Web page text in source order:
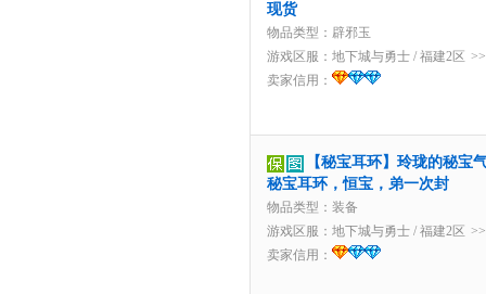
现货
物品类型：辟邪玉
游戏区服： 地下城与勇士 / 福建2区
卖家信用：
【秘宝耳环】玲珑的秘宝
秘宝耳环，恒宝，弟一次封
物品类型：装备
游戏区服： 地下城与勇士 / 福建2区
卖家信用：